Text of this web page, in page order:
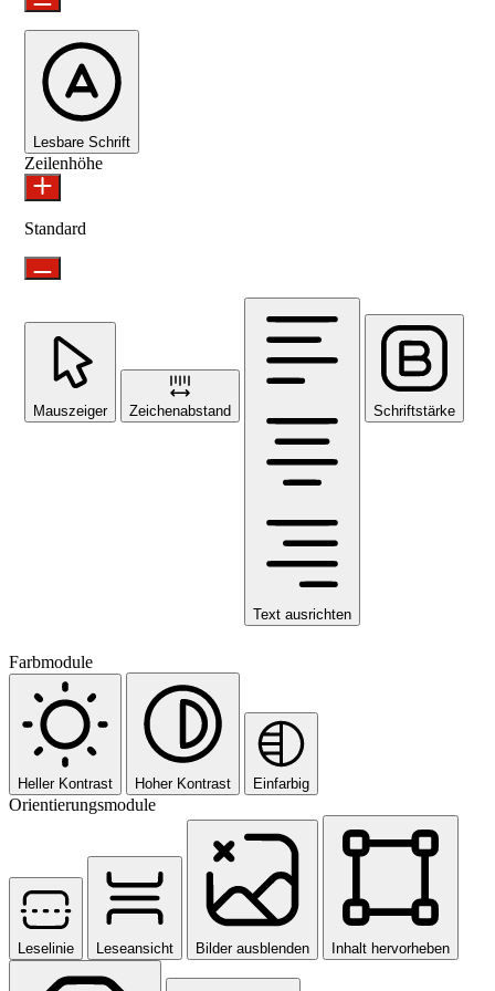
Lesbare Schrift
Zeilenhöhe
Standard
Mauszeiger Zeichenabstand
Text ausrichten
Schriftstärke
Farbmodule
Heller Kontrast Hoher Kontrast Einfarbig
Orientierungsmodule
Leselinie Leseansicht Bilder ausblenden Inhalt hervorheben